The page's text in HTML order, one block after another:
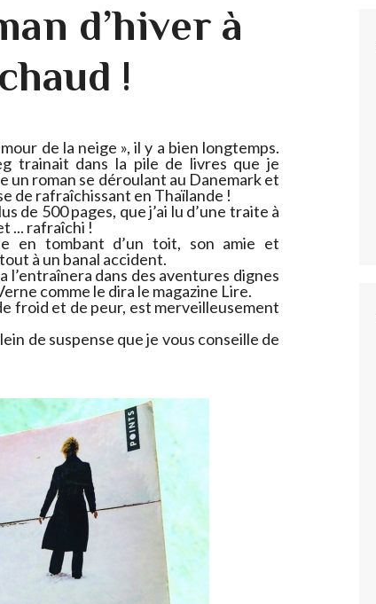
d’hiver à
!
de la neige », il y a bien longtemps.
trainait dans la pile de livres que je
un roman se déroulant au Danemark et
de rafraîchissant en Thaïlande !
de 500 pages, que j’ai lu d’une traite à
... rafraîchi !
en tombant d’un toit, son amie et
à un banal accident.
dans des aventures dignes
comme le dira le magazine Lire.
froid et de peur, est merveilleusement
de suspense que je vous conseille de